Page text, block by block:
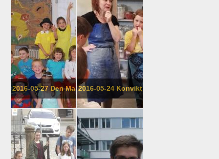
2016-05-27 Den Makové panenky, 1. tří...
2016-05-24 Konvikt - výtvarný kroužek